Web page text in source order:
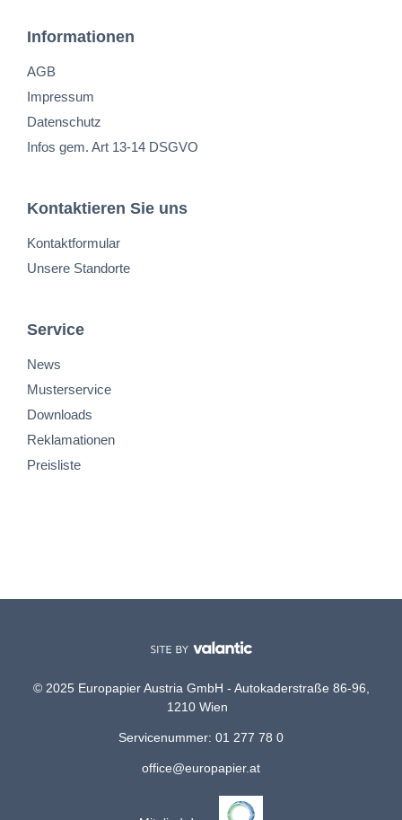
Informationen
AGB
Impressum
Datenschutz
Infos gem. Art 13-14 DSGVO
Kontaktieren Sie uns
Kontaktformular
Unsere Standorte
Service
News
Musterservice
Downloads
Reklamationen
Preisliste
© 2025 Europapier Austria GmbH - Autokaderstraße 86-96,
1210 Wien
Servicenummer: 01 277 78 0
office@europapier.at